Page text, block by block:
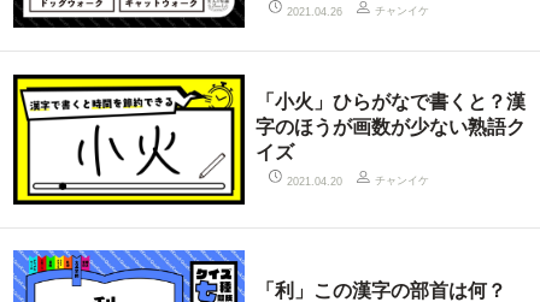
2021.04.26 チャンイケ
「小火」ひらがなで書くと？漢
字のほうが画数が少ない熟語ク
イズ
2021.04.20 チャンイケ
「利」この漢字の部首は何？